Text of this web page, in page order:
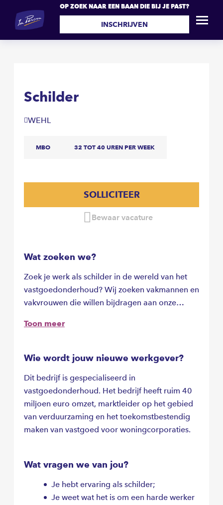
OP ZOEK NAAR EEN BAAN DIE BIJ JE PAST?
INSCHRIJVEN
Schilder
WEHL
MBO 32 TOT 40 UREN PER WEEK
SOLLICITEER
Bewaar vacature
Wat zoeken we?
Zoek je werk als schilder in de wereld van het
vastgoedonderhoud? Wij zoeken vakmannen en
vakvrouwen die willen bijdragen aan onze
verduurzamingsprojecten. Het bedrijf heeft
bedrijf werkt veel woningbouwcorporaties.
particulieren, vve’s of zorginstellingen? Dan
hebben we hiervoor ook werk in regio
Achterhoek.
Toon meer
Wie wordt jouw nieuwe werkgever?
Dit bedrijf is gespecialiseerd in
vastgoedonderhoud. Het bedrijf heeft ruim 40
miljoen euro omzet, marktleider op het gebied
van verduurzaming en het toekomstbestendig
maken van vastgoed voor woningcorporaties.
Wat vragen we van jou?
Je hebt ervaring als schilder;
Je weet wat het is om een harde werker
Schilder SOLLICITEER